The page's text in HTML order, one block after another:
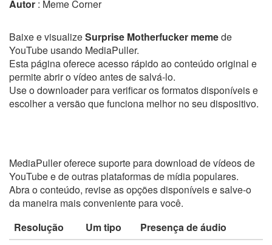
Autor : Meme Corner
Baixe e visualizeSurprise Motherfucker memede
YouTube usando MediaPuller.
Esta página oferece acesso rápido ao conteúdo original e
permite abrir o vídeo antes de salvá-lo.
Use o downloader para verificar os formatos disponíveis e
escolher a versão que funciona melhor no seu dispositivo.
MediaPuller oferece suporte para download de vídeos de
YouTube e de outras plataformas de mídia populares.
Abra o conteúdo, revise as opções disponíveis e salve-o
da maneira mais conveniente para você.
Resolução
Um tipo Presença de áudio